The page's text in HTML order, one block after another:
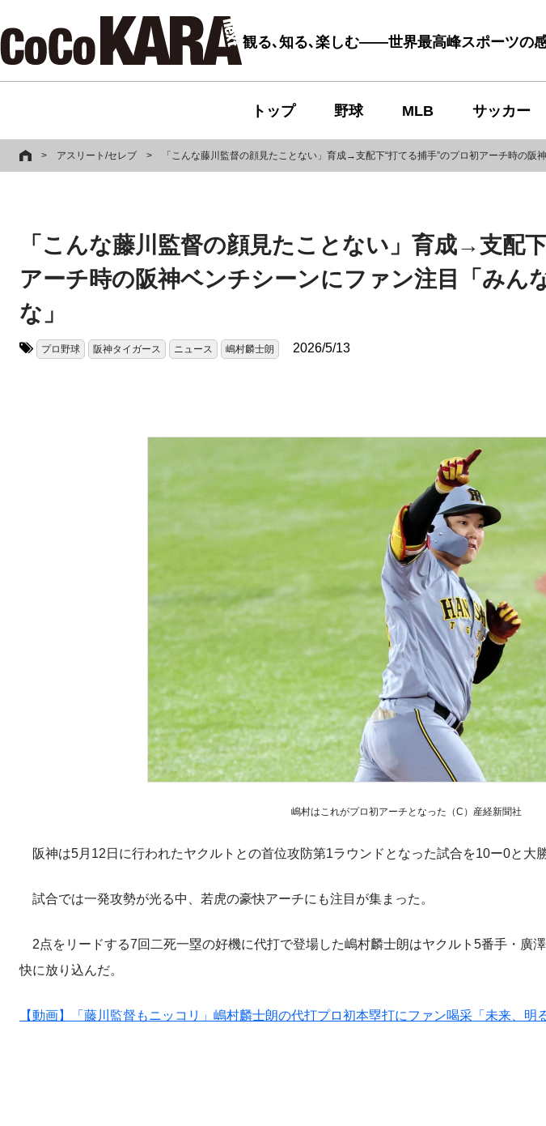
観る､知る､楽しむ――世界最高峰スポーツの
トップ 野球 MLB サッカー
> アスリート/セレブ > 「こんな藤川監督の顔見たことない」育成→支配下“打てる捕手”のプロ初アーチ時の阪
「こんな藤川監督の顔見たことない」育成→支配
アーチ時の阪神ベンチシーンにファン注目「みん
な」
プロ野球 阪神タイガース ニュース 嶋村麟士朗 2026/5/13
嶋村はこれがプロ初アーチとなった（C）産経新聞社
阪神は5月12日に行われたヤクルトとの首位攻防第1ラウンドとなった試合を10ー0と大勝
試合では一発攻勢が光る中、若虎の豪快アーチにも注目が集まった。
2点をリードする7回二死一塁の好機に代打で登場した嶋村麟士朗はヤクルト5番手・廣
快に放り込んだ。
【動画】「藤川監督もニッコリ」嶋村麟士朗の代打プロ初本塁打にファン喝采「未来、明